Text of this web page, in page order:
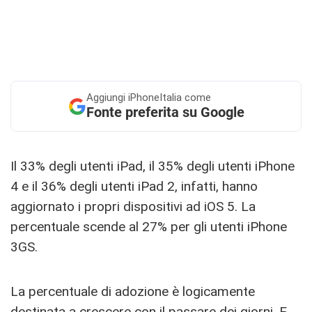
Aggiungi iPhoneItalia come
Fonte preferita su Google
Il 33% degli utenti iPad, il 35% degli utenti iPhone
4 e il 36% degli utenti iPad 2, infatti, hanno
aggiornato i propri dispositivi ad iOS 5. La
percentuale scende al 27% per gli utenti iPhone
3GS.
La percentuale di adozione è logicamente